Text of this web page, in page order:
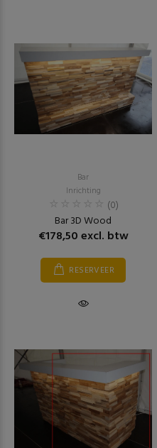
Bar
Inrichting
(0)
Bar 3D Wood
€178,50 excl. btw
RESERVEER